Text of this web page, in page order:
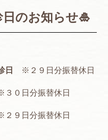
のお知らせ🎍
日 ※２９日分振替休日
０日分振替休日
９日分振替休日